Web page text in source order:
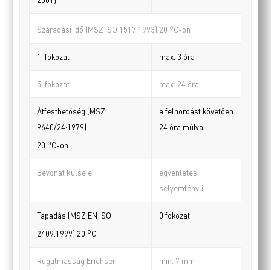
Száradási idő (MSZ ISO 1517:1993) 20 oC-on
1. fokozat max. 3 óra
5. fokozat max. 24 óra
Átfesthetőség (MSZ
9640/24:1979)
20 oC-on
a felhordást követően
24 óra múlva
Bevonat külseje
egyenletes
selyemfényű
Tapadás (MSZ EN ISO
2409:1999) 20 oC
0 fokozat
Rugalmasság Erichsen
min. 7 mm